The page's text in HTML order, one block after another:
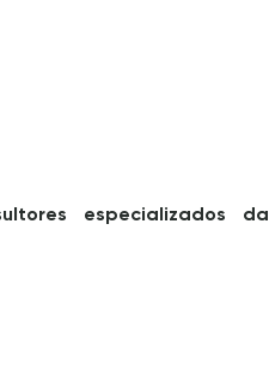
especializados da